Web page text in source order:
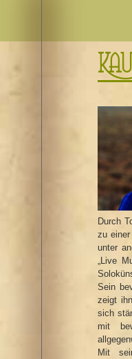
Durch
zu
unter
„Live
Sein
zeigt
sich
mit
Mit